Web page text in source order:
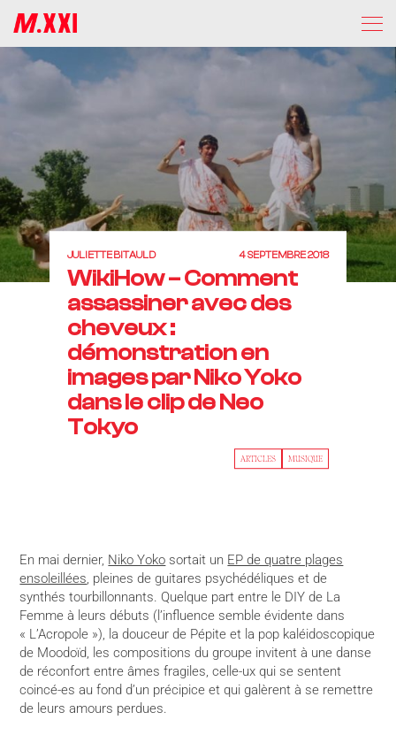
JULIETTE BITAULD 4 SEPTEMBRE 2018
WikiHow – Comment
assassiner avec des
cheveux :
démonstration en
images par Niko Yoko
dans le clip de Neo
Tokyo
ARTICLES MUSIQUE
En mai dernier, Niko Yoko sortait un EP de quatre plages
ensoleillées, pleines de guitares psychédéliques et de
synthés tourbillonnants. Quelque part entre le DIY de La
Femme à leurs débuts (l’influence semble évidente dans
« L’Acropole »), la douceur de Pépite et la pop kaléidoscopique
de Moodoïd, les compositions du groupe invitent à une danse
de réconfort entre âmes fragiles, celle-ux qui se sentent
coincé-es au fond d’un précipice et qui galèrent à se remettre
de leurs amours perdues.